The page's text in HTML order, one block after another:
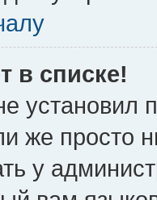
в списке!
установил
же просто
у